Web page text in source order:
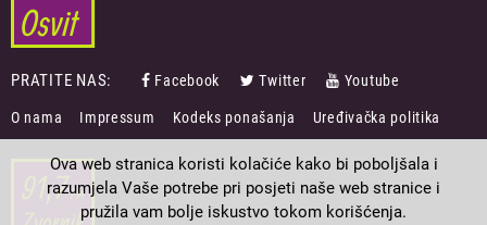
PRATITE NAS: Facebook Twitter Youtube
FOOTER
MENU
O nama Impressum Kodeks ponašanja Uređivačka politika
Ova web stranica koristi kolačiće kako bi poboljšala i
razumjela Vaše potrebe pri posjeti naše web stranice i
pružila vam bolje iskustvo tokom korišćenja.